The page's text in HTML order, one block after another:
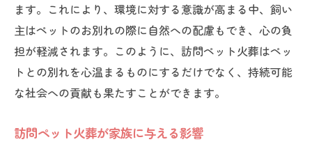
ます。これにより、環境に対する意識が高まる中、飼い
主はペットのお別れの際に自然への配慮もでき、心の負
担が軽減されます。このように、訪問ペット火葬はペッ
トとの別れを心温まるものにするだけでなく、持続可能
な社会への貢献も果たすことができます。
訪問ペット火葬が家族に与える影響